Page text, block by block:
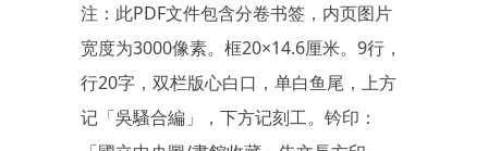
注：此PDF文件包含分卷书签，内页图片
宽度为3000像素。框20×14.6厘米。9行，
行20字，双栏版心白口，单白鱼尾，上方
记「吳騷合編」，下方记刻工。钤印：